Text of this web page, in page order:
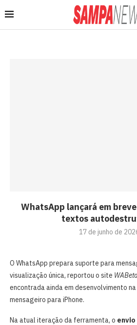
WhatsApp lançará em
textos
17 de junho de
O WhatsApp prepara suporte para
visualização única, reportou o site
encontrada ainda em desenvolvimento
mensageiro para iPhone.
Na atual iteração da ferramenta, o envio